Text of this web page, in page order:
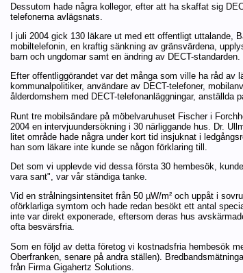
Dessutom hade några kollegor, efter att ha skaffat sig
telefonerna avlägsnats.
I juli 2004 gick 130 läkare ut med ett offentligt uttalande,
mobiltelefonin, en kraftig sänkning av gränsvärdena,
barn och ungdomar samt en ändring av DECT-standarden.
Efter offentliggörandet var det många som ville ha råd av
kommunalpolitiker, användare av DECT-telefoner,
ålderdomshem med DECT-telefonanläggningar, anställda
Runt tre mobilsändare på möbelvaruhuset Fischer i
2004 en intervjuundersökning i 30 närliggande hus. Dr.
litet område hade några under kort tid insjuknat i
han som läkare inte kunde se någon förklaring till.
Det som vi upplevde vid dessa första 30 hembesök,
vara sant", var vår ständiga tanke.
Vid en strålningsintensitet från 50 µW/m² och uppåt i
oförklarliga symtom och hade redan besökt ett antal
inte var direkt exponerade, eftersom deras hus
ofta besvärsfria.
Som en följd av detta företog vi kostnadsfria hembesök
Oberfranken, senare på andra ställen).
från Firma Gigahertz Solutions.